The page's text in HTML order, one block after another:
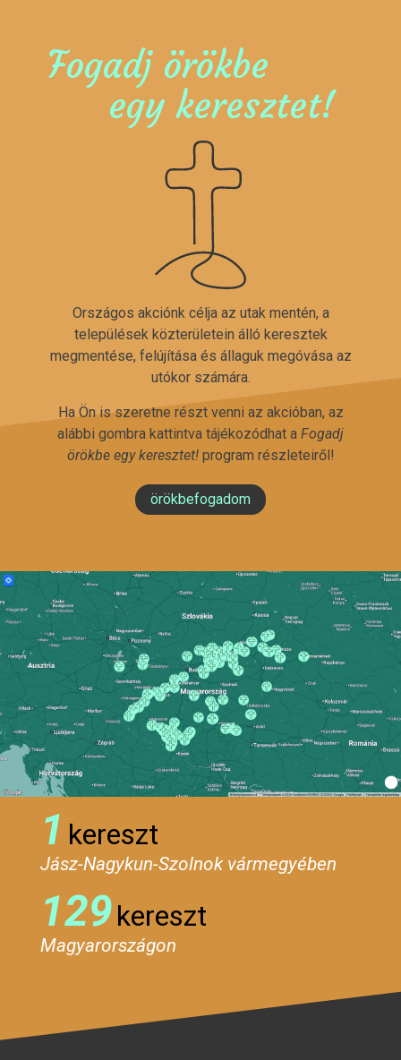
Fogadj örökbe
egy keresztet!
Országos akciónk célja az utak mentén, a
települések közterületein álló keresztek
megmentése, felújítása és állaguk megóvása az
utókor számára.
Ha Ön is szeretne részt venni az akcióban, az
alábbi gombra kattintva tájékozódhat a Fogadj
örökbe egy keresztet!program részleteiről!
örökbefogadom
1 kereszt
Jász-Nagykun-Szolnok vármegyében
129kereszt
Magyarországon